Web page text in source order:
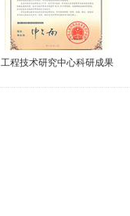
工程技术研究中心科研成果